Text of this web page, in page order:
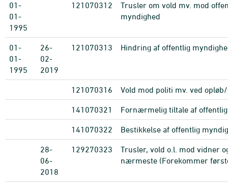
01-
01-
1995
121070312
Trusler om vold mv. mod
myndighed
01-
01-
1995
26-
02-
2019
121070313 Hindring af offentlig
121070316 Vold mod politi mv. ved
141070321 Fornærmelig tiltale af
141070322 Bestikkelse af offentlig
28-
06-
2018
129270323
Trusler, vold o.l. mod vidner
nærmeste (Forekommer